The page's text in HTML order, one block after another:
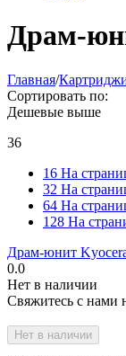
Драм-
Главная/
Сортировать по:
Дешевые выше
36
16 На
32 На
64 На
128 На
Драм-юнит
0.0
Нет в наличии
Свяжитесь с нами
Нет в наличии